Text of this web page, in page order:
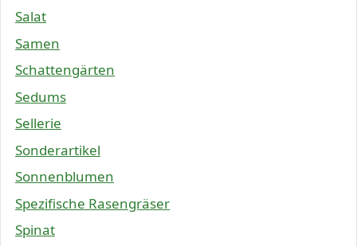
Salat
Samen
Schattengärten
Sedums
Sellerie
Sonderartikel
Sonnenblumen
Spezifische Rasengräser
Spinat